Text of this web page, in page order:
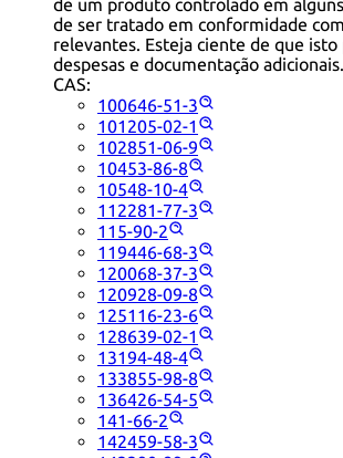
de um produto controlado em
de ser tratado em conformidade
relevantes. Esteja ciente de que
despesas e documentação adicionais.
CAS:
100646-51-3
101205-02-1
102851-06-9
10453-86-8
10548-10-4
112281-77-3
115-90-2
119446-68-3
120068-37-3
120928-09-8
125116-23-6
128639-02-1
13194-48-4
133855-98-8
136426-54-5
141-66-2
142459-58-3